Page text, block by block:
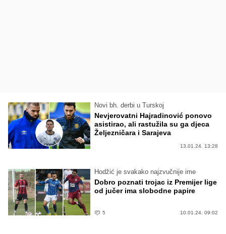
Novi bh. derbi u Turskoj
Nevjerovatni Hajradinović ponovo
asistirao, ali rastužila su ga djeca
Željezničara i Sarajeva
13.01.24. 13:28
Hodžić je svakako najzvučnije ime
Dobro poznati trojac iz Premijer lige
od jučer ima slobodne papire
5 10.01.24. 09:02